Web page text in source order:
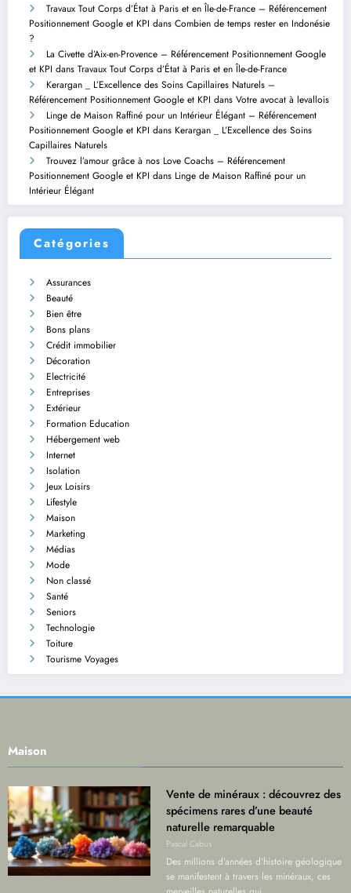
Travaux Tout Corps d’État à Paris et en Île-de-France – Référencement
Positionnement Google et KPI dans Combien de temps rester en Indonésie
?
La Civette d’Aix-en-Provence – Référencement Positionnement Google
et KPI dans Travaux Tout Corps d’État à Paris et en Île-de-France
Kerargan _ L’Excellence des Soins Capillaires Naturels –
Référencement Positionnement Google et KPI dans Votre avocat à levallois
Linge de Maison Raffiné pour un Intérieur Élégant – Référencement
Positionnement Google et KPI dans Kerargan _ L’Excellence des Soins
Capillaires Naturels
Trouvez l’amour grâce à nos Love Coachs – Référencement
Positionnement Google et KPI dans Linge de Maison Raffiné pour un
Intérieur Élégant
Catégories
Assurances
Beauté
Bien être
Bons plans
Crédit immobilier
Décoration
Electricité
Entreprises
Extérieur
Formation Education
Hébergement web
Internet
Isolation
Jeux Loisirs
Lifestyle
Maison
Marketing
Médias
Mode
Non classé
Santé
Seniors
Technologie
Toiture
Tourisme Voyages
Maison
Vente de minéraux : découvrez des
spécimens rares d’une beauté
naturelle remarquable
Pascal Cabus
Des millions d’années d’histoire géologique
se manifestent à travers les minéraux, ces